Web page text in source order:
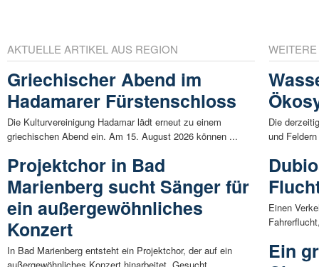
AKTUELLE ARTIKEL AUS REGION
Griechischer Abend im
Hadamarer Fürstenschloss
Die Kulturvereinigung Hadamar lädt erneut zu einem
griechischen Abend ein. Am 15. August 2026 können ...
Projektchor in Bad
Marienberg sucht Sänger für
ein außergewöhnliches
Konzert
In Bad Marienberg entsteht ein Projektchor, der auf ein
Die
und
Einen
Ein